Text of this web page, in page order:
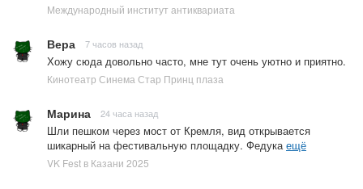
Международный институт антиквариата
Вера 7 часов назад
Хожу сюда довольно часто, мне тут очень уютно и приятно.
Кинотеатр Синема Стар Принц плаза
Марина 24 часа назад
Шли пешком через мост от Кремля, вид открывается
шикарный на фестивальную площадку. Федукаещё
VK Fest в Казани 2025